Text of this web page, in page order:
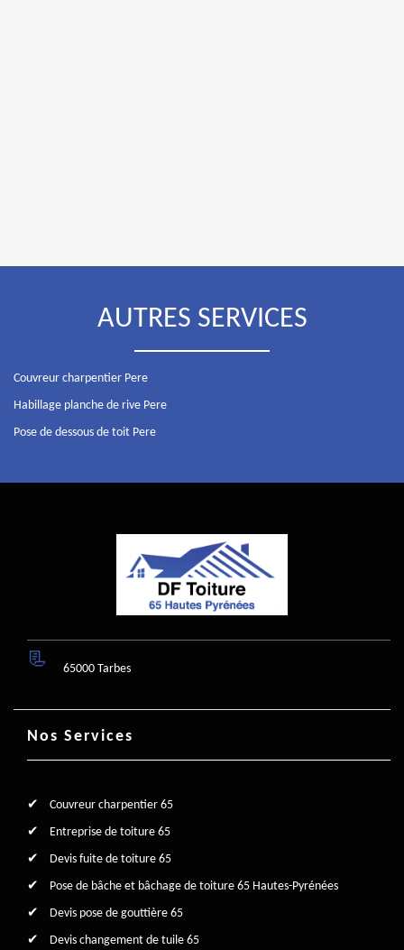
AUTRES SERVICES
Couvreur charpentier Pere
Habillage planche de rive Pere
Pose de dessous de toit Pere
65000 Tarbes
Nos Services
Couvreur charpentier 65
Entreprise de toiture 65
Devis fuite de toiture 65
Pose de bâche et bâchage de toiture 65 Hautes-Pyrénées
Devis pose de gouttière 65
Devis changement de tuile 65